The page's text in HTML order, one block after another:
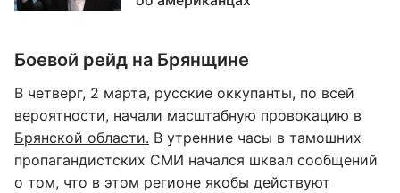
Боевой рейд на Брянщине
В четверг, 2 марта, русские оккупанты, по всей
вероятности, начали масштабную провокацию в
Брянской области. В утренние часы в тамошних
пропагандистских СМИ начался шквал сообщений
о том, что в этом регионе якобы действуют